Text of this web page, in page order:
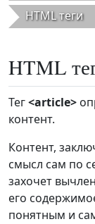
HTML теги
HTML
Тег<article>
контент.
Контент,
смысл сам по
захочет
его
понятным и